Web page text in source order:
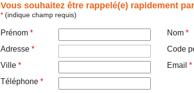
Vous souhaitez être rappelé(e) rapidement
* (indique champ requis)
Prénom * Nom*
Adresse * Code
Ville * Email*
Téléphone *